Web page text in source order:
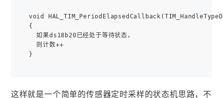
void
{
如果ds18b20已经处于等待状态，
则计数++
这样就是一个简单的传感器定时采样的状态机思路，不